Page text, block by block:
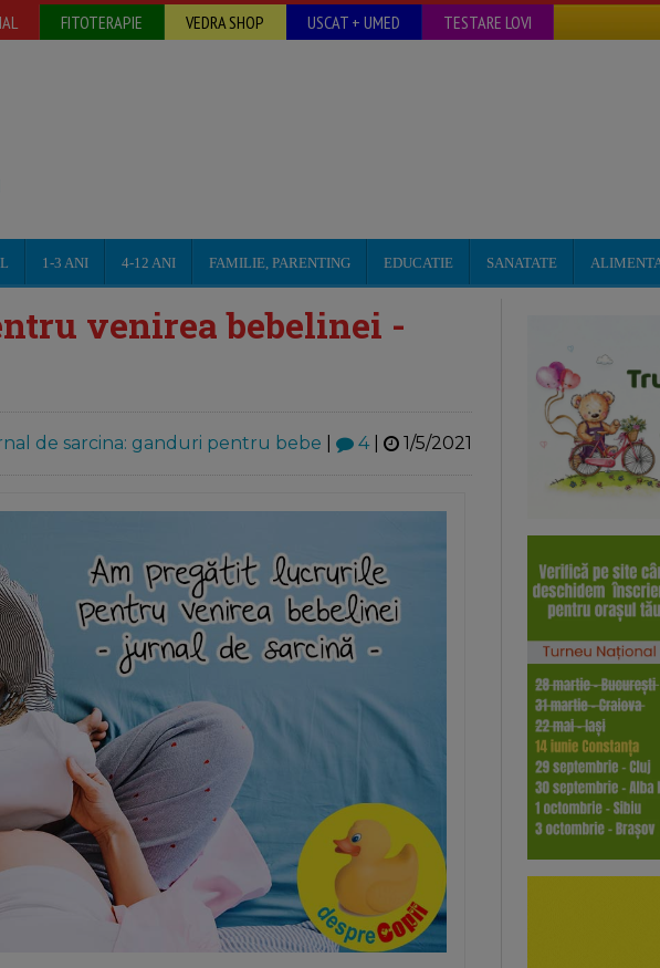
FITOTERAPIE VEDRA SHOP USCAT + UMED TESTARE LOVI
1-3 ANI 4-12 ANI FAMILIE, PARENTING EDUCATIE SANATATE
venirea bebelinei -
de sarcina: ganduri pentru bebe 4| 1/5/2021